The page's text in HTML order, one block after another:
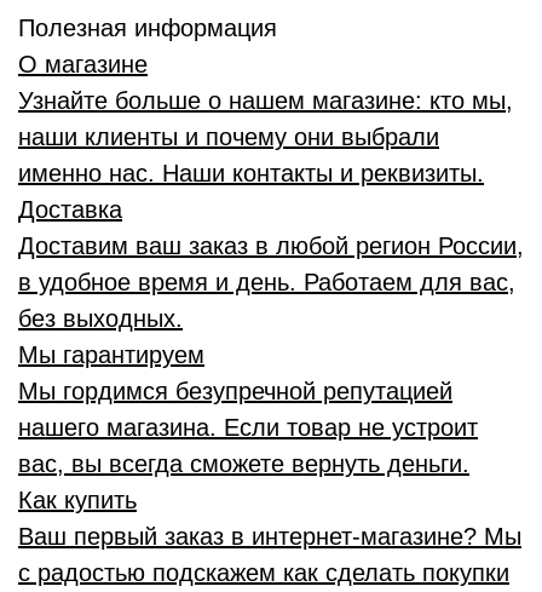
Полезная информация
О магазине
Узнайте больше о нашем магазине: кто мы,
наши клиенты и почему они выбрали
именно нас. Наши контакты и реквизиты.
Доставка
Доставим ваш заказ в любой регион России,
в удобное время и день. Работаем для вас,
без выходных.
Мы гарантируем
Мы гордимся безупречной репутацией
нашего магазина. Если товар не устроит
вас, вы всегда сможете вернуть деньги.
Как купить
Ваш первый заказ в интернет-магазине? Мы
с радостью подскажем как сделать покупки